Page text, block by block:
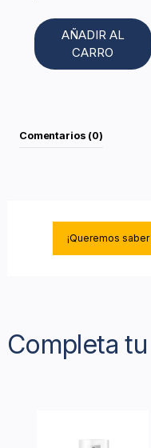
AÑADIR AL
CARRO
Comentarios (0)
¡Queremos
Completa